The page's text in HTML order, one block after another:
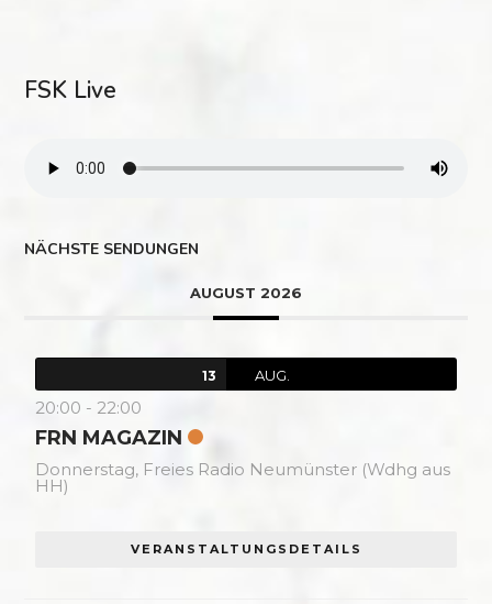
FSK Live
NÄCHSTE SENDUNGEN
AUGUST 2026
13 AUG.
20:00 - 22:00
FRN MAGAZIN
Donnerstag, Freies Radio Neumünster (Wdhg aus
HH)
VERANSTALTUNGSDETAILS